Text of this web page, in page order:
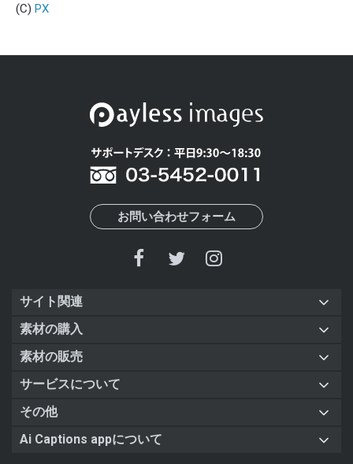
(C) PX
お問い合わせフォーム
サイト関連
素材の購入
素材の販売
サービスについて
その他
Ai Captions appについて